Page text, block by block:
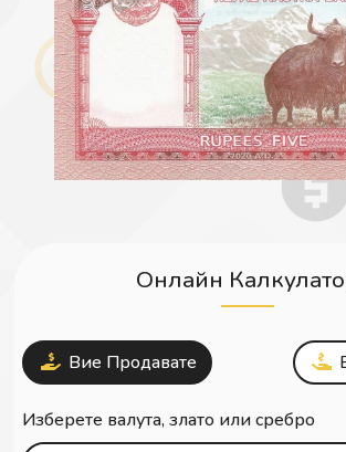
Онлайн
Вие Продавате
Изберете валута, злато или сребро